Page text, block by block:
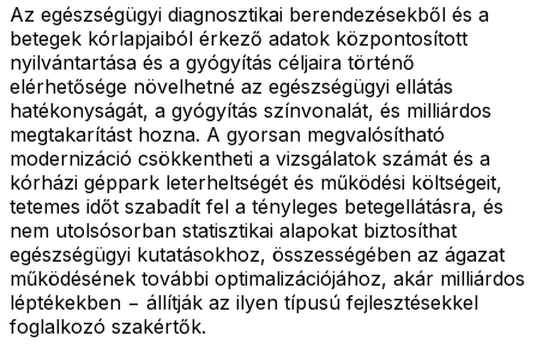
Az egészségügyi diagnosztikai berendezésekből és a
betegek kórlapjaiból érkező adatok központosított
nyilvántartása és a gyógyítás céljaira történő
elérhetősége növelhetné az egészségügyi ellátás
hatékonyságát, a gyógyítás színvonalát, és milliárdos
megtakarítást hozna. A gyorsan megvalósítható
modernizáció csökkentheti a vizsgálatok számát és a
kórházi géppark leterheltségét és működési költségeit,
tetemes időt szabadít fel a tényleges betegellátásra, és
nem utolsósorban statisztikai alapokat biztosíthat
egészségügyi kutatásokhoz, összességében az ágazat
működésének további optimalizációjához, akár milliárdos
léptékekben − állítják az ilyen típusú fejlesztésekkel
foglalkozó szakértők.